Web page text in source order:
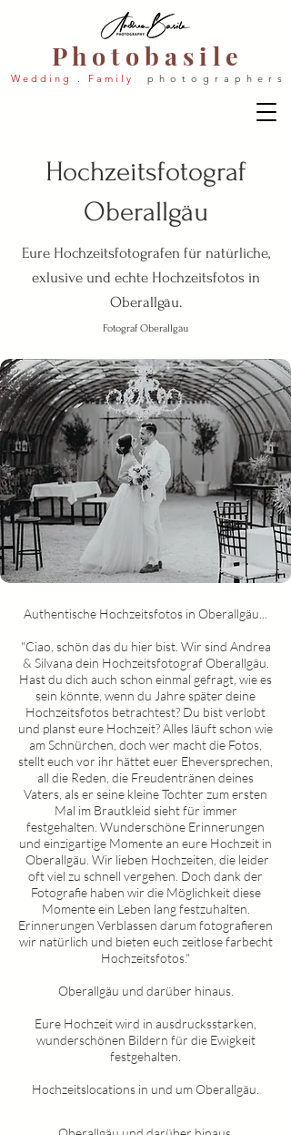
P h o t o b a s i l e
W e d d i n g . F a m i l y p h o t o g r a p h e r s
Hochzeitsfotograf
Oberallgäu
Eure Hochzeitsfotografen für natürliche,
exlusive und echte Hochzeitsfotos in
Oberallgäu.
Fotograf Oberallgäu
Authentische Hochzeitsfotos in Oberallgäu
"Ciao, schön das du hier bist. Wir sind Andrea
& Silvana dein HochzeitsfotografOberallgäu
Hast du dich auch schon einmal gefragt, wie es
sein könnte, wenn du Jahre später deine
Hochzeitsfotos betrachtest? Du bist verlobt
und planst eure Hochzeit? Alles läuft schon wie
am Schnürchen, doch wer macht die Fotos,
stellt euch vor ihr hättet euer Eheversprechen,
all die Reden, die Freudentränen deines
Vaters, als er seine kleine Tochter zum ersten
Mal im Brautkleid sieht für immer
festgehalten. Wunderschöne Erinnerungen
und einzigartige Momente an eure Hochzeit in
Oberallgäu . Wir lieben Hochzeiten, die leider
oft viel zu schnell vergehen. Doch dank der
Fotografie haben wir die Möglichkeit diese
Momente ein Leben lang festzuhalten.
Erinnerungen Verblassen darum fotografieren
wir natürlich und bieten euch zeitlose farbecht
Hochzeitsfotos."
Oberallgäu und darüber hinaus.
Eure Hochzeit wird in ausdrucksstarken,
wunderschönen Bildern für die Ewigkeit
festgehalten.
Hochzeitslocations in und um Oberallgäu